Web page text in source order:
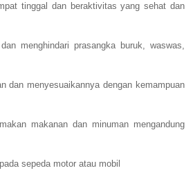
tinggal dan beraktivitas yang sehat dan
menghindari prasangka buruk, waswas,
dan menyesuaikannya dengan kemampuan
makanan dan minuman mengandung
sepeda motor atau mobil